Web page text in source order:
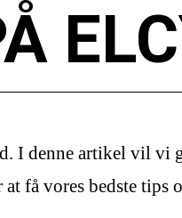
I denne artikel vil
få vores bedste tips